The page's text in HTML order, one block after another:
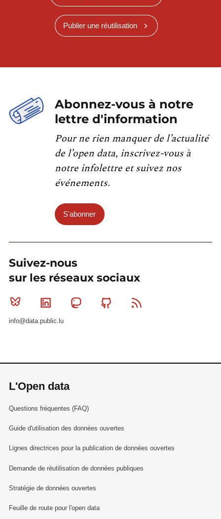
Publier une réutilisation
Abonnez-vous à notre
lettre d'information
Pour ne rien manquer de l’actualité
de l’open data, inscrivez-vous à
notre infolettre et suivez nos
événements.
S'abonner
Suivez-nous
sur les réseaux sociaux
Bluesky Linkedin MastodonGithub
info@data.public.lu
L'Open data
Questions fréquentes (FAQ)
Guide d'utilisation des données ouvertes
Lignes directrices pour la publication de données ouvertes
Demande de réutilisation de données publiques
Stratégie de données ouvertes
Feuille de route pour l'open data